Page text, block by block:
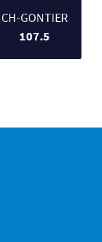
CH-GONTIER
107.5